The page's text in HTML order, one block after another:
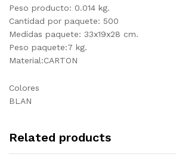
Peso producto: 0.014 kg.
Cantidad por paquete: 500
Medidas paquete: 33x19x28 cm.
Peso paquete:7 kg.
Material:CARTON
Colores
BLAN
Related products